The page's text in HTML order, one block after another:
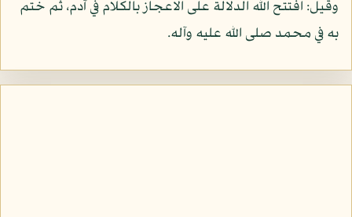
وقيل: افتتح الله الدلالة على الاعجاز بالكلام في آدم، ثم ختم
به في محمد صلى الله عليه وآله.